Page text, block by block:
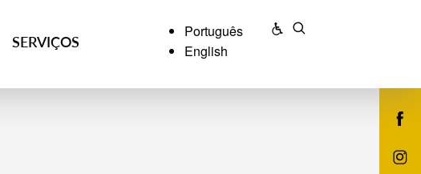
SERVIÇOS
Português
English